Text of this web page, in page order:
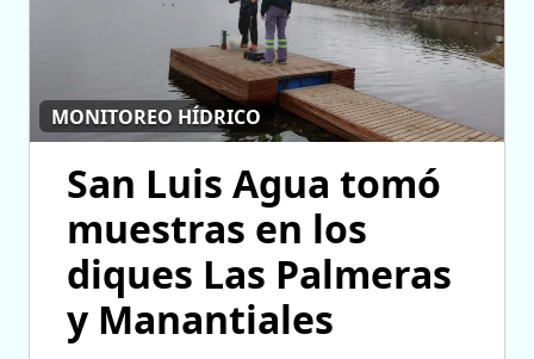
MONITOREO HÍDRICO
San Luis Agua tomó
muestras en los
diques Las Palmeras
y Manantiales